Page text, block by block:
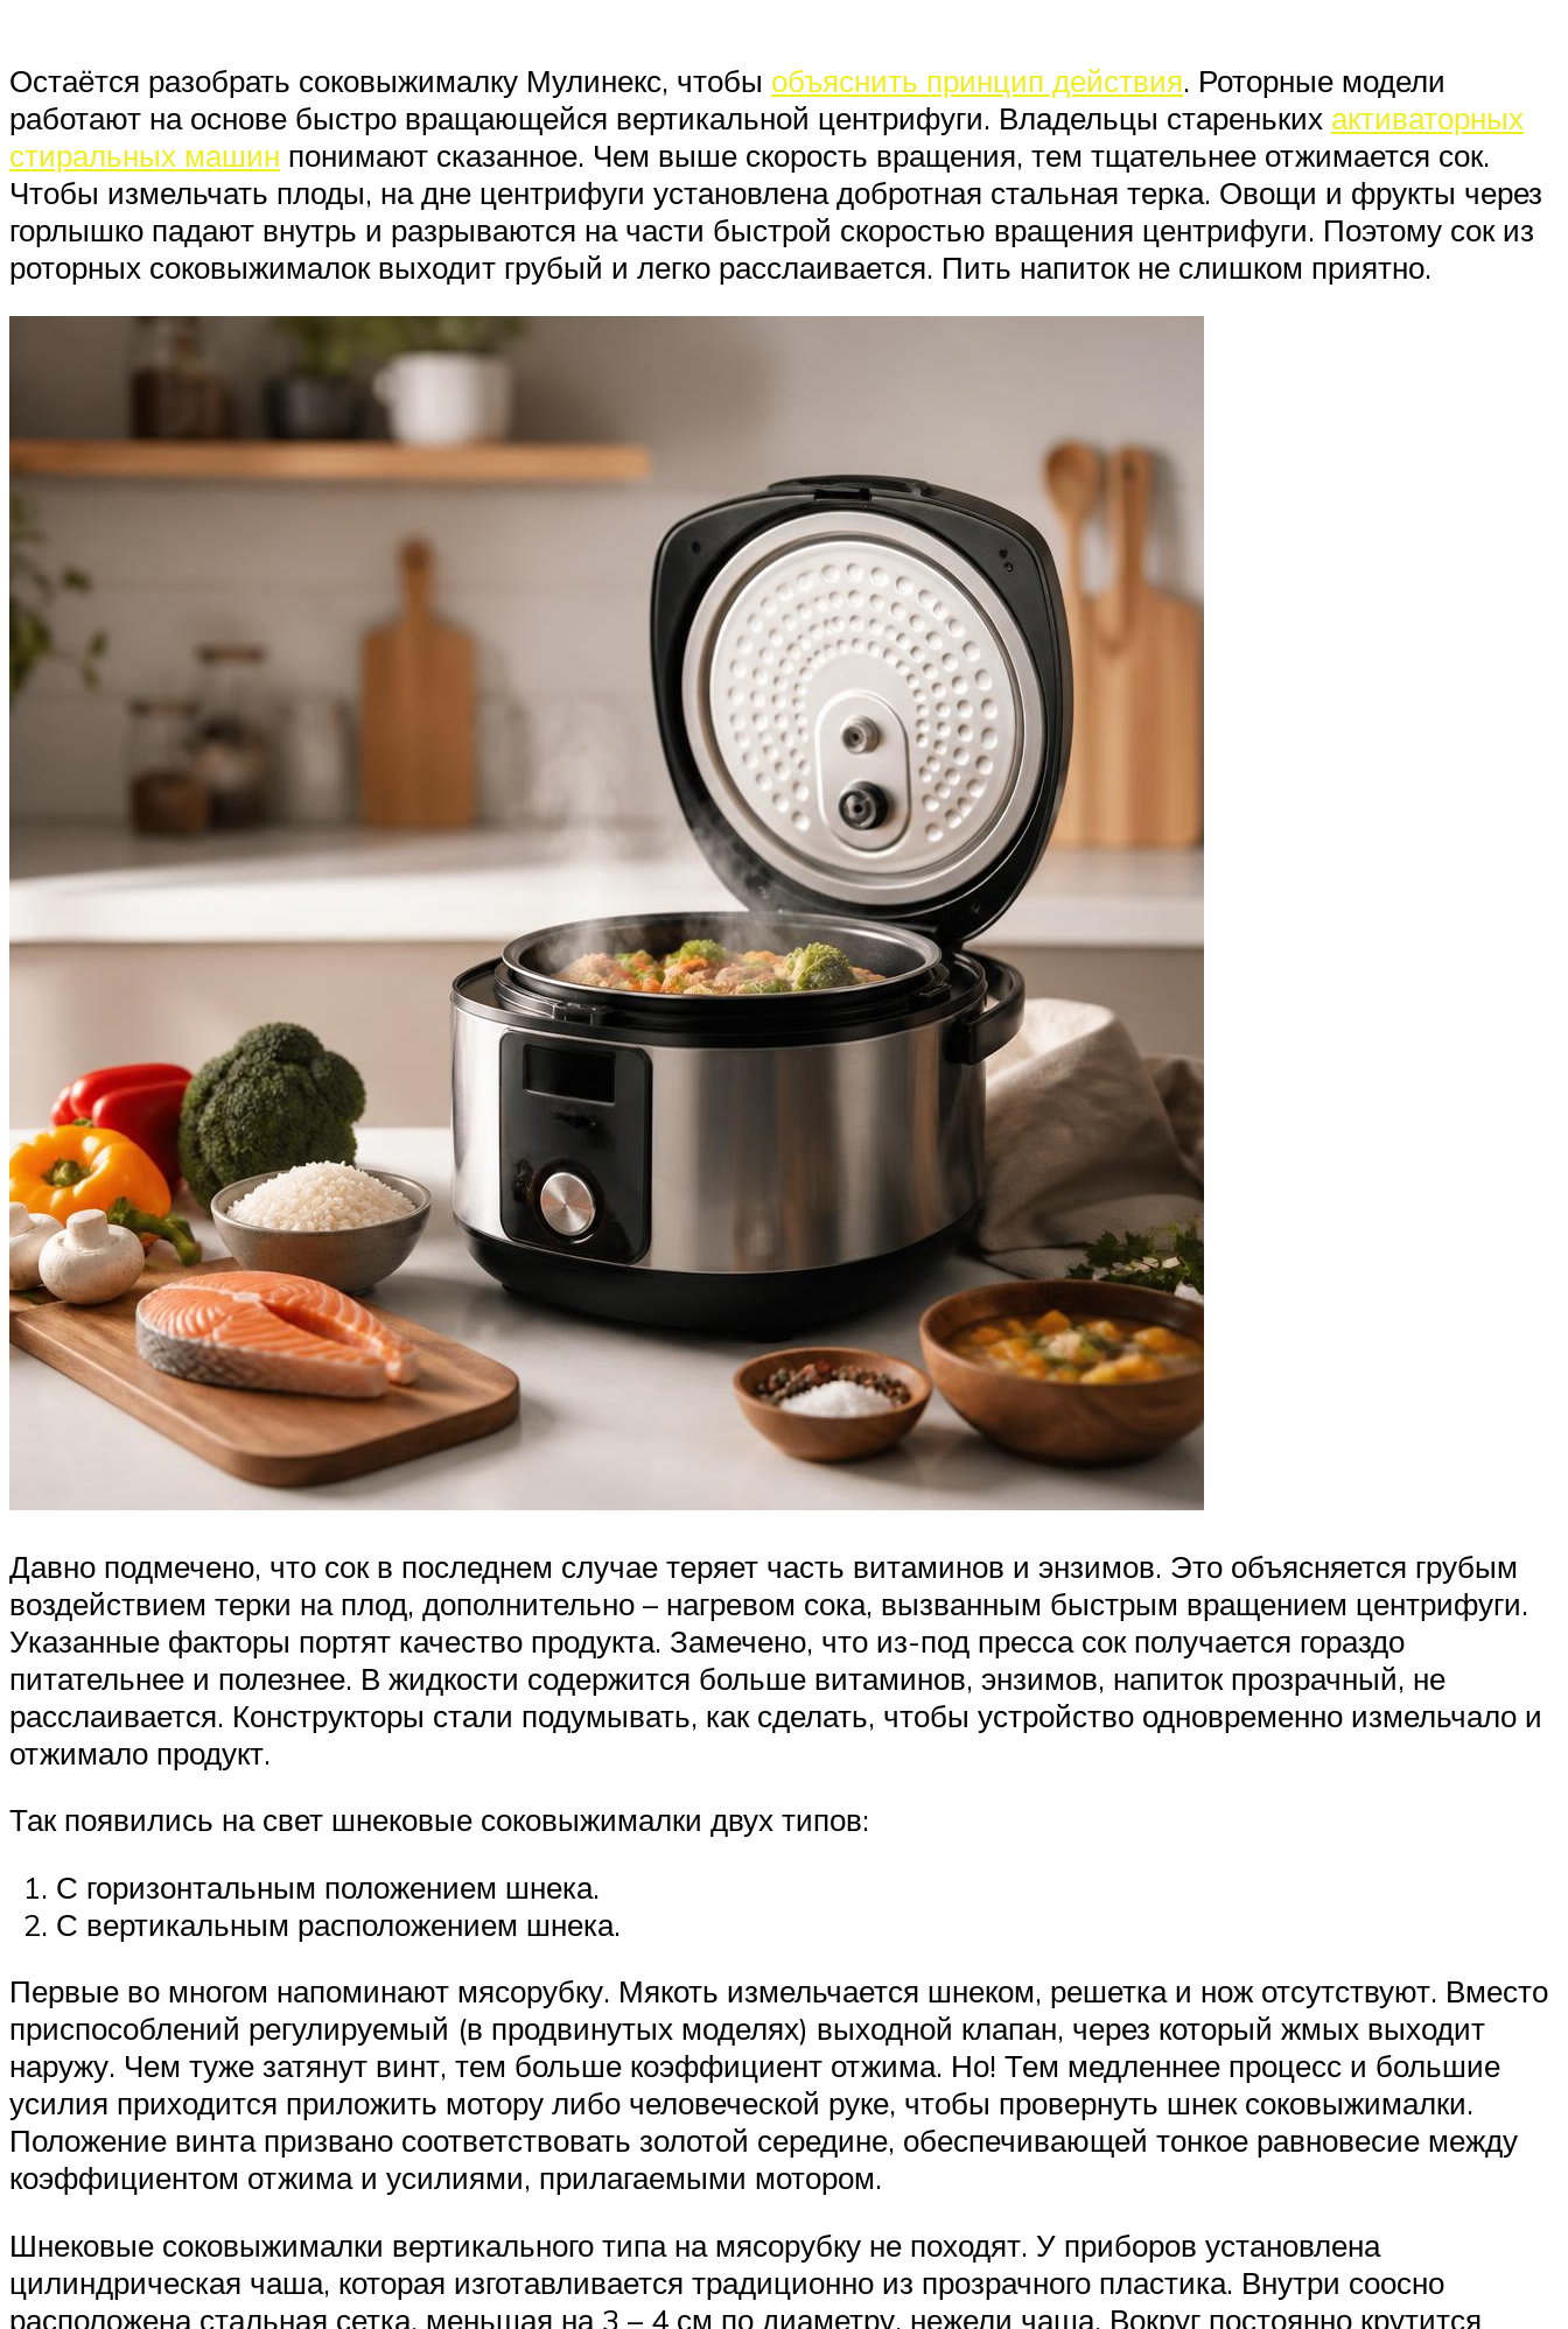
Остаётся разобрать соковыжималку Мулинекс, чтобы объяснить принцип действия. Роторные модели
работают на основе быстро вращающейся вертикальной центрифуги. Владельцы стареньких активаторных
стиральных машин понимают сказанное. Чем выше скорость вращения, тем тщательнее отжимается сок.
Чтобы измельчать плоды, на дне центрифуги установлена добротная стальная терка. Овощи и фрукты через
горлышко падают внутрь и разрываются на части быстрой скоростью вращения центрифуги. Поэтому сок из
роторных соковыжималок выходит грубый и легко расслаивается. Пить напиток не слишком приятно.
Давно подмечено, что сок в последнем случае теряет часть витаминов и энзимов. Это объясняется грубым
воздействием терки на плод, дополнительно – нагревом сока, вызванным быстрым вращением центрифуги.
Указанные факторы портят качество продукта. Замечено, что из-под пресса сок получается гораздо
питательнее и полезнее. В жидкости содержится больше витаминов, энзимов, напиток прозрачный, не
расслаивается. Конструкторы стали подумывать, как сделать, чтобы устройство одновременно измельчало и
отжимало продукт.
Так появились на свет шнековые соковыжималки двух типов:
С горизонтальным положением шнека.
С вертикальным расположением шнека.
Первые во многом напоминают мясорубку. Мякоть измельчается шнеком, решетка и нож отсутствуют. Вместо
приспособлений регулируемый (в продвинутых моделях) выходной клапан, через который жмых выходит
наружу. Чем туже затянут винт, тем больше коэффициент отжима. Но! Тем медленнее процесс и большие
усилия приходится приложить мотору либо человеческой руке, чтобы провернуть шнек соковыжималки.
Положение винта призвано соответствовать золотой середине, обеспечивающей тонкое равновесие между
коэффициентом отжима и усилиями, прилагаемыми мотором.
Шнековые соковыжималки вертикального типа на мясорубку не походят. У приборов установлена
цилиндрическая чаша, которая изготавливается традиционно из прозрачного пластика. Внутри соосно
расположена стальная сетка, меньшая на 3 – 4 см по диаметру, нежели чаша. Вокруг постоянно крутится